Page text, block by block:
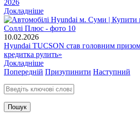
2026
Докладніше
10.02.2026
Hyundai TUCSON став головним
кредитка рулить»
Докладніше
Попередній Призупинити Наступний
Введіть ключові слова для пошуку